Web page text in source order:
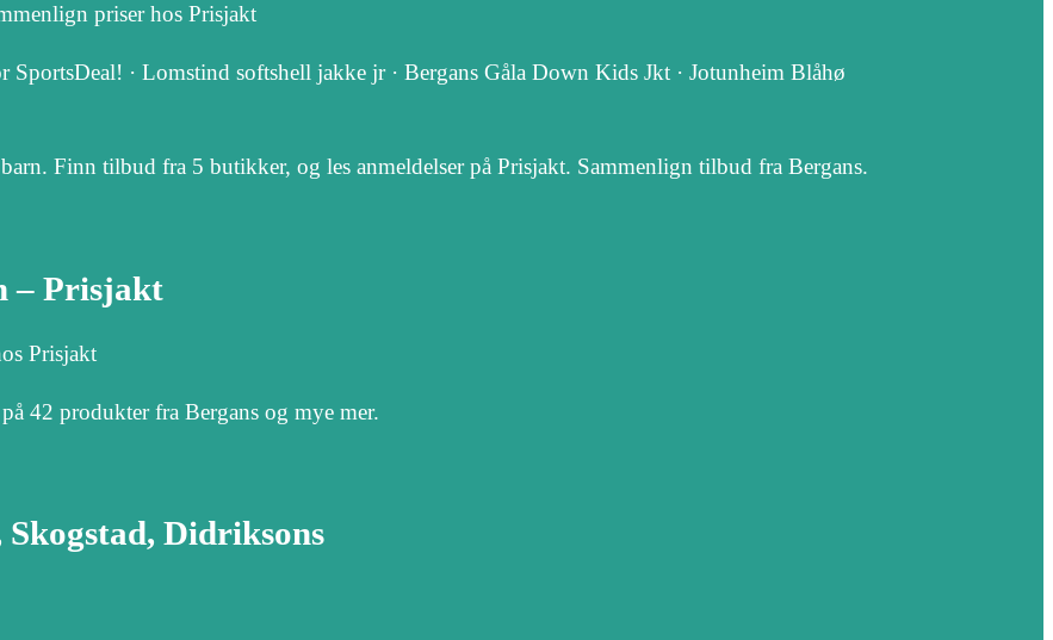
priser hos Prisjakt
· Lomstind softshell jakke jr · Bergans Gåla Down Kids Jkt · Jotunheim Blåhø
Finn tilbud fra 5 butikker, og les anmeldelser på Prisjakt. Sammenlign tilbud fra Bergans.
– Prisjakt
Prisjakt
42 produkter fra Bergans og mye mer.
Didriksons